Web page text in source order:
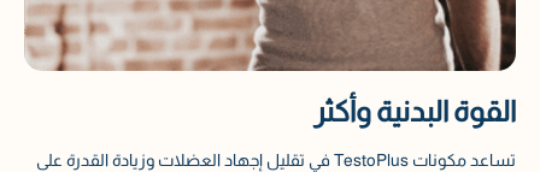
القوة البدنية وأكثر
تساعد مكونات TestoPlus في تقليل إجهاد العضلات وزيادة القدرة على